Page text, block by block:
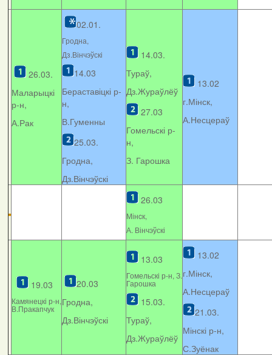
26.03.
Маларыцкі
р-н,
А.Рак
02.01.
Гродна,
Дз.Вінчэўскі
14.03
Бераставіцкі р-
н,
В.Гуменны
25.03.
Гродна,
Дз.Вінчэўскі
14.03.
Тураў,
Дз.Жураўлёў
27.03
Гомельскі р-
н,
З. Гарошка
13.02
г.Мінск,
А.Несцераў
26.03
Мінcк,
А. Вінчэўскі
19.03
Камянецкі р-н,
В.Пракапчук
20.03
Гродна,
Дз.Вінчэўскі
13.03
Гомельскі р-н, З.
Гарошка
15.03.
Тураў,
Дз.Жураўлёў
13.02
г.Мінск,
А.Несцераў
21.03.
Мінскі р-н,
С.Зуёнак